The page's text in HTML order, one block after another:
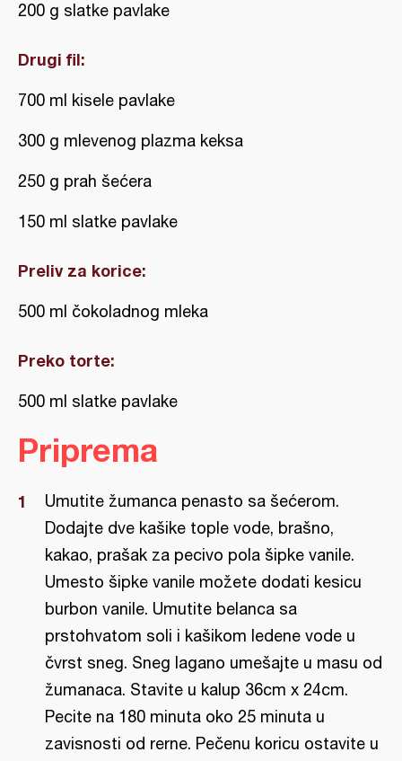
200 g slatke pavlake
Drugi fil:
700 ml kisele pavlake
300 g mlevenog plazma keksa
250 g prah šećera
150 ml slatke pavlake
Preliv za korice:
500 ml čokoladnog mleka
Preko torte:
500 ml slatke pavlake
Priprema
Umutite žumanca penasto sa šećerom.
Dodajte dve kašike tople vode, brašno,
kakao, prašak za pecivo pola šipke vanile.
Umesto šipke vanile možete dodati kesicu
burbon vanile. Umutite belanca sa
prstohvatom soli i kašikom ledene vode u
čvrst sneg. Sneg lagano umešajte u masu od
žumanaca. Stavite u kalup 36cm x 24cm.
Pecite na 180 minuta oko 25 minuta u
zavisnosti od rerne. Pečenu koricu ostavite u